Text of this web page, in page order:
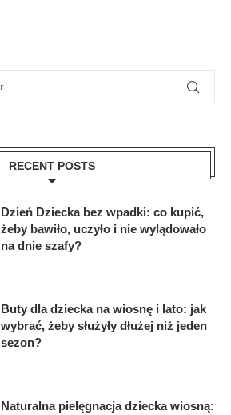
RECENT POSTS
Dzień Dziecka bez wpadki: co kupić,
żeby bawiło, uczyło i nie wylądowało
na dnie szafy?
Buty dla dziecka na wiosnę i lato: jak
wybrać, żeby służyły dłużej niż jeden
sezon?
Naturalna pielęgnacja dziecka wiosną: